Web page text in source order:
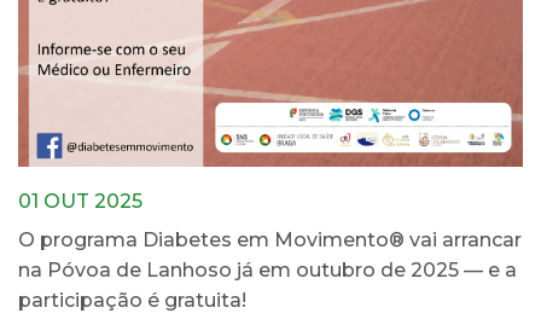
01 OUT 2025
O programa Diabetes em Movimento® vai arrancar
na Póvoa de Lanhoso já em outubro de 2025 — e a
participação é gratuita!